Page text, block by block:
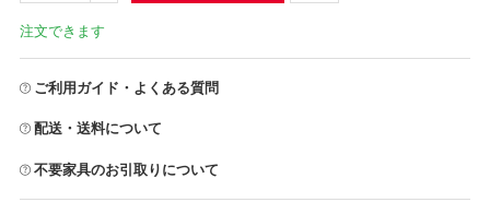
注文できます
ご利用ガイド・よくある質問
配送・送料について
不要家具のお引取りについて